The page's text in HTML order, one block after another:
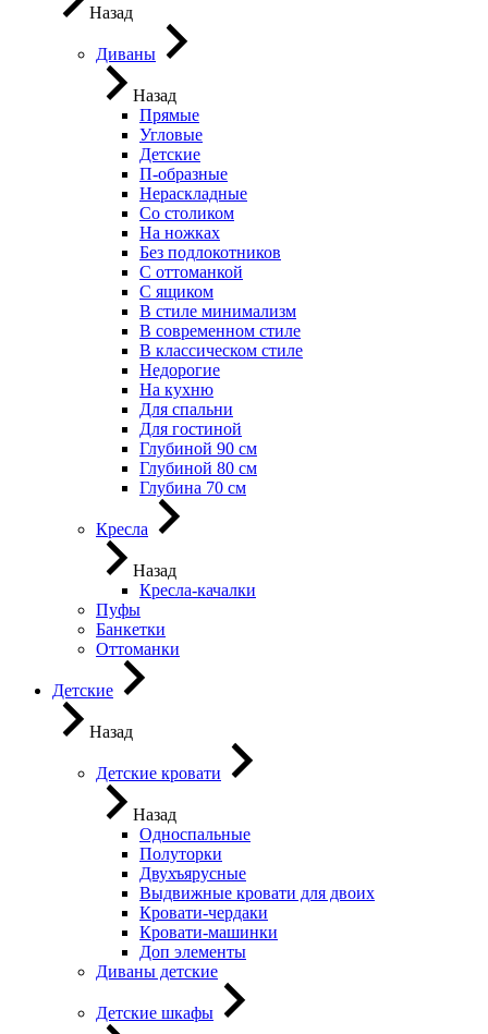
Назад
Диваны
Назад
Прямые
Угловые
Детские
П-образные
Нераскладные
Со столиком
На ножках
Без подлокотников
С оттоманкой
С ящиком
В стиле минимализм
В современном стиле
В классическом стиле
Недорогие
На кухню
Для спальни
Для гостиной
Глубиной 90 см
Глубиной 80 см
Глубина 70 см
Кресла
Назад
Кресла-качалки
Пуфы
Банкетки
Оттоманки
Детские
Назад
Детские кровати
Назад
Односпальные
Полуторки
Двухъярусные
Выдвижные кровати для двоих
Кровати-чердаки
Кровати-машинки
Доп элементы
Диваны детские
Детские шкафы